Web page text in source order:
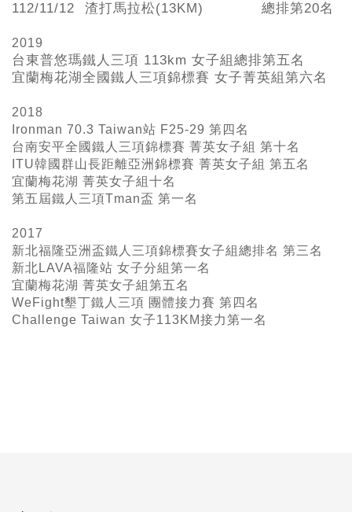
112/11/12
渣打馬拉松(13KM) 總排第20名
2019
台東普悠瑪鐵人三項 113km 女子組總排第五名
宜蘭梅花湖全國鐵人三項錦標賽 女子菁英組第六名
2018
Ironman 70.3 Taiwan站 F25-29 第四名
台南安平全國鐵人三項錦標賽 菁英女子組 第十名
ITU韓國群山長距離亞洲錦標賽 菁英女子組 第五名
宜蘭梅花湖 菁英女子組十名
第五屆鐵人三項Tman盃 第一名
2017
新北福隆亞洲盃鐵人三項錦標賽女子組總排名 第三名
新北LAVA福隆站 女子分組第一名
宜蘭梅花湖 菁英女子組第五名
WeFight墾丁鐵人三項 團體接力賽 第四名
Challenge Taiwan 女子113KM接力第一名